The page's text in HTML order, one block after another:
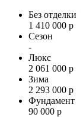
Без отделки
1 410 000 р
Сезон
-
Люкс
2 061 000 р
Зима
2 293 000 р
Фундамент
90 000 р